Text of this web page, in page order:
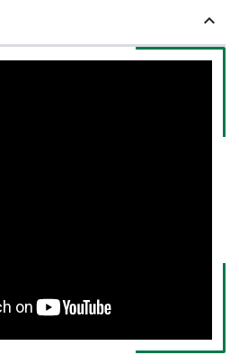
Créaline H2O de
pour respecter